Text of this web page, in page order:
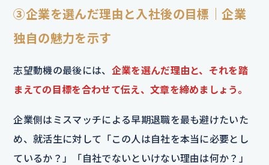
③企業を選んだ理由と入社後の目標｜企業
独自の魅力を示す
志望動機の最後には、 企業を選んだ理由と、それを踏
まえての目標を合わせて伝え、文章を締めましょう。
企業側はミスマッチによる早期退職を最も避けたいた
め、就活生に対して「この人は自社を本当に必要とし
ているか？」「自社でないといけない理由は何か？」